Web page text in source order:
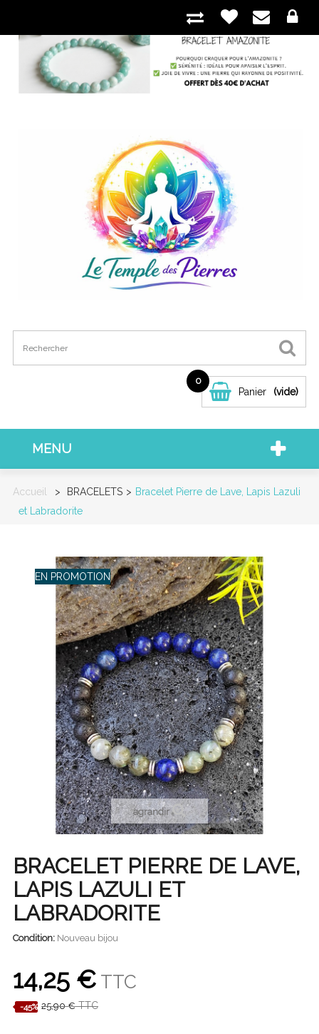
Panier
0
(vide)
MENU
Accueil > BRACELETS > Bracelet Pierre de Lave, Lapis Lazuli
et Labradorite
EN PROMOTION
agrandir
BRACELET PIERRE DE LAVE,
LAPIS LAZULI ET
LABRADORITE
Condition: Nouveau bijou
14,25 €TTC
-45% 25,90 €TTC